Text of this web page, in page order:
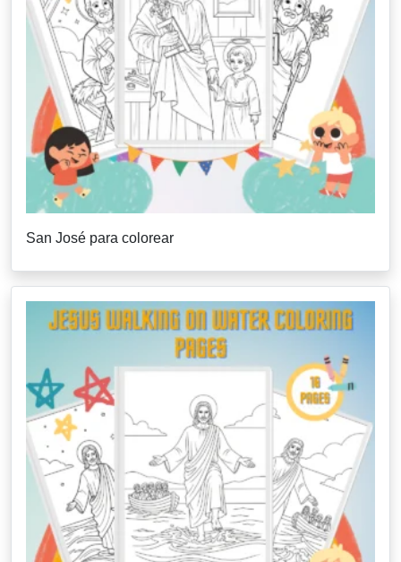
San José para colorear